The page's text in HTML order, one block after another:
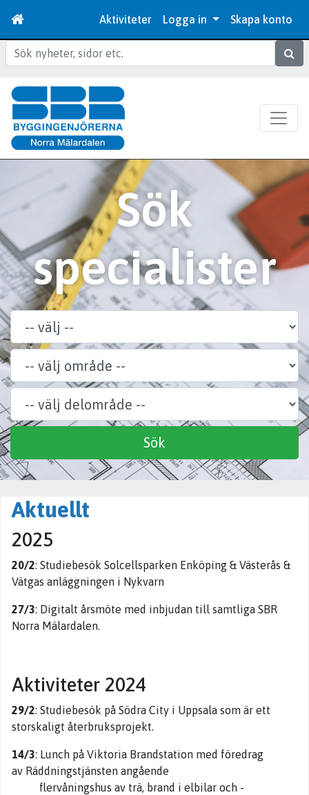
Aktiviteter Logga in Skapa konto
Sök
Sök
specialister
Område
Delområde
Sök
Aktuellt
2025
20/2: Studiebesök Solcellsparken Enköping & Västerås &
Vätgas anläggningen i Nykvarn
27/3: Digitalt årsmöte med inbjudan till samtliga SBR
Norra Mälardalen.
Aktiviteter 2024
29/2: Studiebesök på Södra City i Uppsala som är ett
storskaligt återbruksprojekt.
14/3: Lunch på Viktoria Brandstation med föredrag
av Räddningstjänsten angående
flervåningshus av trä, brand i elbilar och -